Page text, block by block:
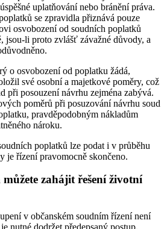
uplatňování nebo bránění práva.
se zpravidla přiznává pouze
osvobození od soudních poplatků
jsou-li proto zvlášť závažné důvody, a
o osvobození od poplatku žádá,
své osobní a majetkové poměry, což
při posouzení návrhu zejména zabývá.
poměrů při posuzování návrhu soud
pravděpodobným nákladům
nároku.
poplatků lze podat i v průběhu
je řízení pravomocně skončeno.
zahájit řešení životní
v občanském soudním řízení není
nutné dodržet předepsaný postup.